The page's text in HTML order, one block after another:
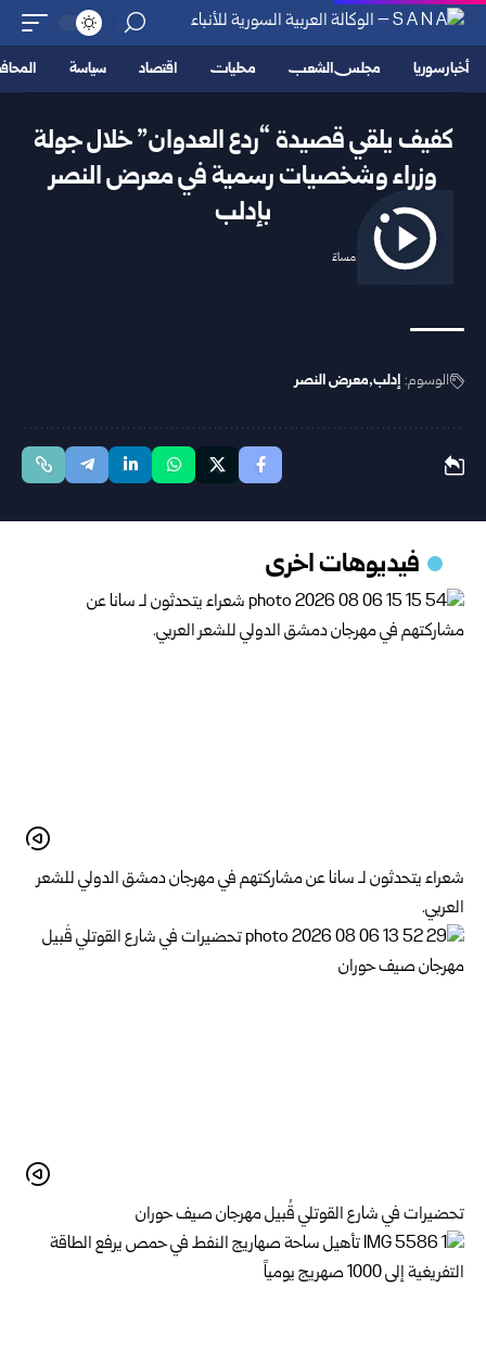
أخبار سوريا مجلس الشعب محليات اقتصاد سياسة
كفيف يلقي قصيدة “ردع العدوان” خلال جولة
وزراء وشخصيات رسمية في معرض النصر
بإدلب
2025/12/06 7:12 مساءً
الوسوم: إدلب معرض النصر
فيديوهات اخرى
شعراء يتحدثون لـ سانا عن مشاركتهم في مهرجان دمشق الدولي للشعر
العربي.
تحضيرات في شارع القوتلي قُبيل مهرجان صيف حوران